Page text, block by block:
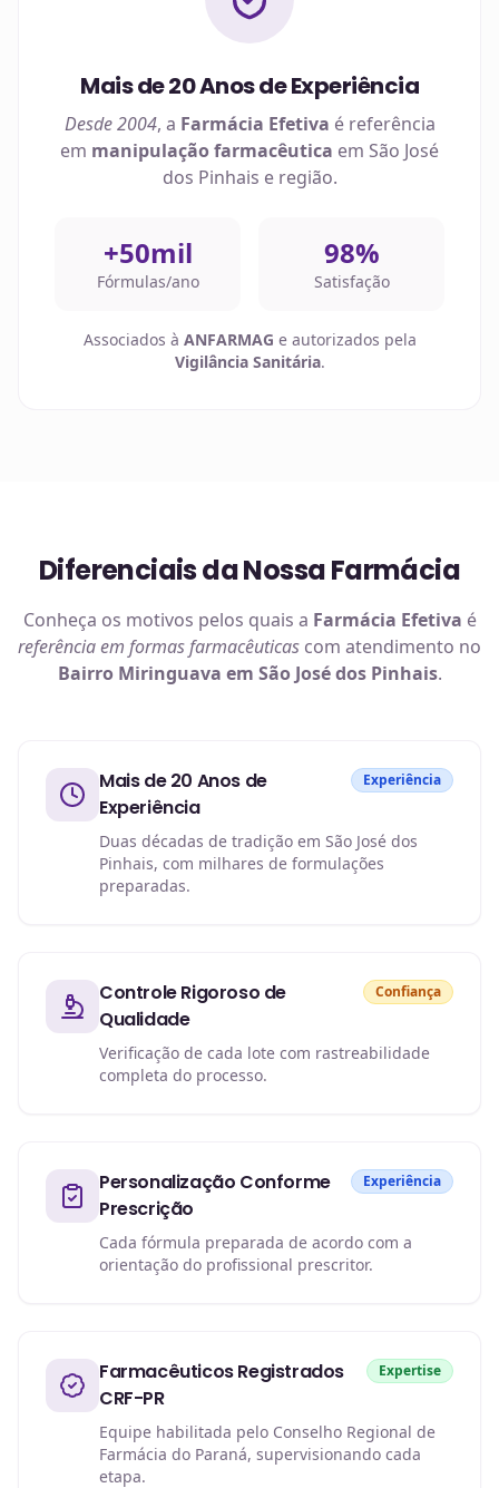
Mais de 20 Anos de Experiência
Desde 2004, a Farmácia Efetiva é referência
em manipulação farmacêutica em São José
dos Pinhais e região.
+50mil
Fórmulas/ano
98%
Satisfação
Associados à ANFARMAG e autorizados pela
Vigilância Sanitária.
Diferenciais da Nossa Farmácia
Conheça os motivos pelos quais a Farmácia Efetiva é
referência em formas farmacêuticas com atendimento no
Bairro Miringuava em São José dos Pinhais.
Mais de 20 Anos de
Experiência
Experiência
Duas décadas de tradição em São José dos
Pinhais, com milhares de formulações
preparadas.
Controle Rigoroso de
Qualidade
Confiança
Verificação de cada lote com rastreabilidade
completa do processo.
Personalização Conforme
Prescrição
Experiência
Cada fórmula preparada de acordo com a
orientação do profissional prescritor.
Farmacêuticos Registrados
CRF-PR
Expertise
Equipe habilitada pelo Conselho Regional de
Farmácia do Paraná, supervisionando cada
etapa.